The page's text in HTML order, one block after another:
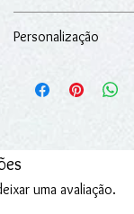
adquiridos na loja
Para mais
Devoluções.
excluindo-se
Para mais
Personalização
especial.
A gravação pode
para os produtos em
aplica aos produtos
uma avaliação.